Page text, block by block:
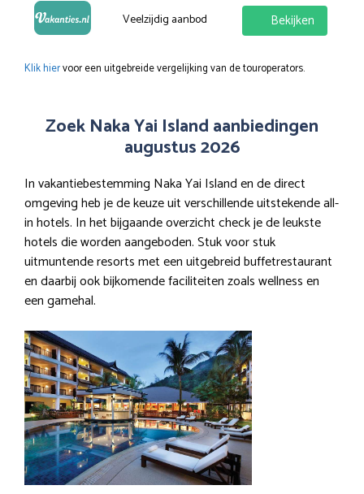
Veelzijdig aanbod Bekijken
Klik hiervoor een uitgebreide vergelijking van de touroperators.
Zoek Naka Yai Island aanbiedingen
augustus 2026
In vakantiebestemming Naka Yai Island en de direct
omgeving heb je de keuze uit verschillende uitstekende all-
in hotels. In het bijgaande overzicht check je de leukste
hotels die worden aangeboden. Stuk voor stuk
uitmuntende resorts met een uitgebreid buffetrestaurant
en daarbij ook bijkomende faciliteiten zoals wellness en
een gamehal.